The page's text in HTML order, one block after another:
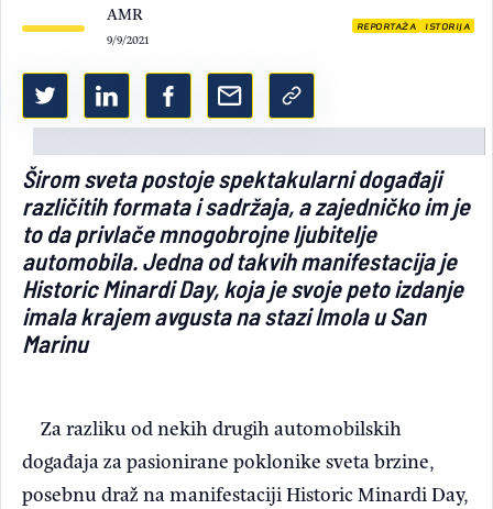
AMR
9/9/2021
REPORTAŽA ISTORIJA
Širom sveta postoje spektakularni događaji
različitih formata i sadržaja, a zajedničko im je
to da privlače mnogobrojne ljubitelje
automobila. Jedna od takvih manifestacija je
Historic Minardi Day, koja je svoje peto izdanje
imala krajem avgusta na stazi Imola u San
Marinu
Za razliku od nekih drugih automobilskih
događaja za pasionirane poklonike sveta brzine,
posebnu draž na manifestaciji Historic Minardi Day,